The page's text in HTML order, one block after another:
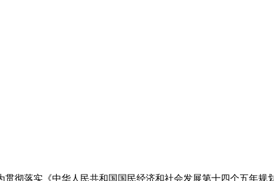
彻落实《中华人民共和国国民经济和社会发展第十四个五年